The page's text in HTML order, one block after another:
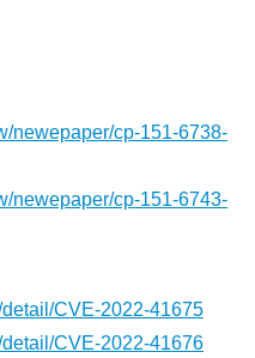
newepaper/cp-151-6738-
newepaper/cp-151-6743-
CVE-2022-41675
CVE-2022-41676